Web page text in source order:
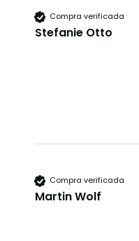
Compra verificada
Stefanie Otto
Compra verificada
Martin Wolf